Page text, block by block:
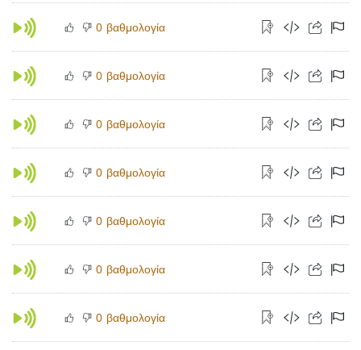
0 βαθμολογία
0 βαθμολογία
0 βαθμολογία
0 βαθμολογία
0 βαθμολογία
0 βαθμολογία
0 βαθμολογία